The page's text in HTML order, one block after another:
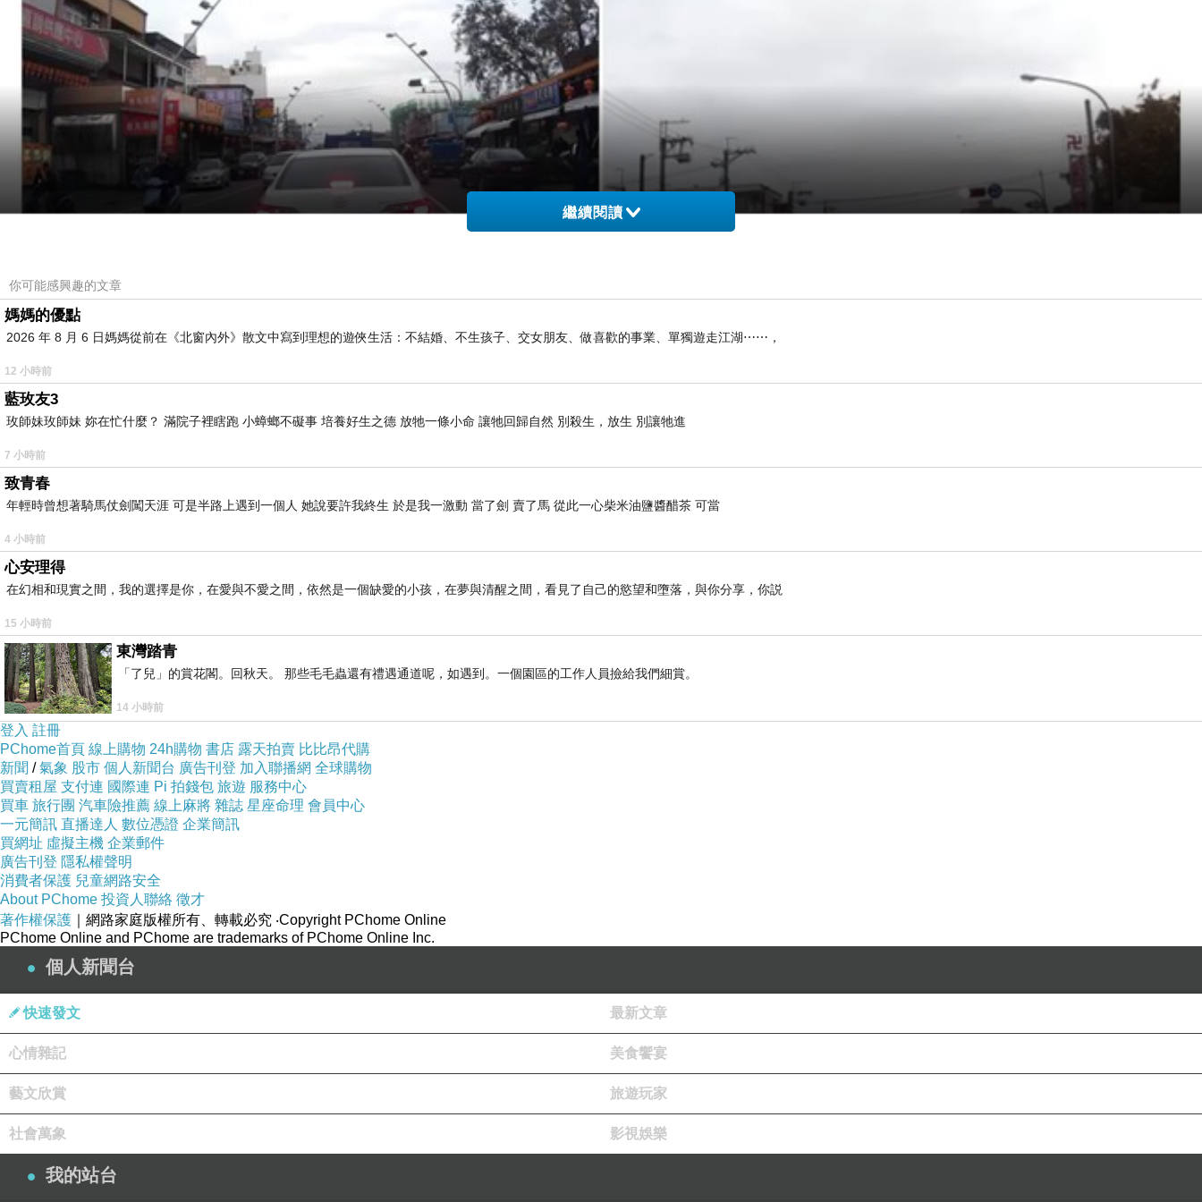
繼續閱讀
你可能感興趣的文章
媽媽的優點
2026 年 8 月 6 日媽媽從前在《北窗內外》散文中寫到理想的遊俠生活：不結婚、不生孩子、交女朋友、做喜歡的事業、單獨遊走江湖⋯⋯，
12 小時前
藍玫友3
玫師妹玫師妹 妳在忙什麼？ 滿院子裡瞎跑 小蟑螂不礙事 培養好生之德 放牠一條小命 讓牠回歸自然 別殺生，放生 別讓牠進
7 小時前
致青春
年輕時曾想著騎馬仗劍闖天涯 可是半路上遇到一個人 她說要許我終生 於是我一激動 當了劍 賣了馬 從此一心柴米油鹽醬醋茶 可當
4 小時前
心安理得
在幻相和現實之間，我的選擇是你，在愛與不愛之間，依然是一個缺愛的小孩，在夢與清醒之間，看見了自己的慾望和墮落，與你分享，你説
15 小時前
東灣踏青
「了兒」的賞花閣。回秋天。 那些毛毛蟲還有禮遇通道呢，如遇到。一個園區的工作人員撿給我們細賞。
14 小時前
登入 註冊
PChome首頁 線上購物 24h購物 書店 露天拍賣 比比昂代購
新聞 /氣象 股市 個人新聞台 廣告刊登 加入聯播網 全球購物
買賣租屋 支付連 國際連 Pi 拍錢包 旅遊 服務中心
買車 旅行團 汽車險推薦 線上麻將 雜誌 星座命理 會員中心
一元簡訊 直播達人 數位憑證 企業簡訊
買網址 虛擬主機 企業郵件
廣告刊登 隱私權聲明
消費者保護 兒童網路安全
About PChome 投資人聯絡 徵才
著作權保護 ｜網路家庭版權所有、轉載必究 ‧Copyright PChome Online
PChome Online and PChome are trademarks of PChome Online Inc.
個人新聞台
快速發文 最新文章
心情雜記 美食饗宴
藝文欣賞 旅遊玩家
社會萬象 影視娛樂
我的站台